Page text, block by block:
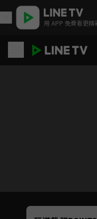
用 APP 免費看更精
Unmute
如有不便請見